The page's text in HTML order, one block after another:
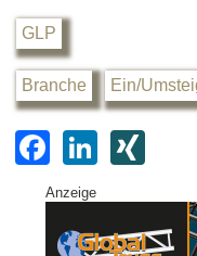
GLP
Branche Ein/
F
a
c
Li
k
G
Anzeige